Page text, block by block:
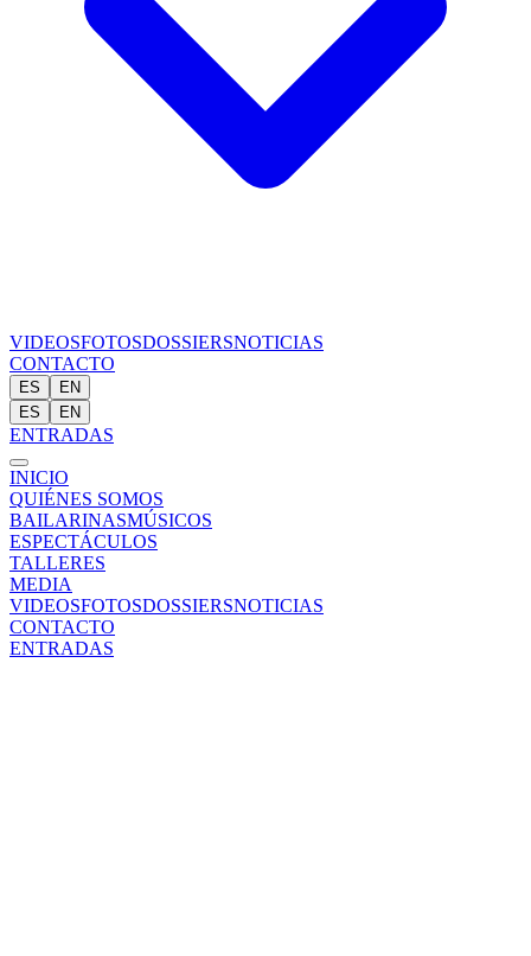
VIDEOSFOTOSDOSSIERSNOTICIAS
CONTACTO
ES
EN
ES
EN
ENTRADAS
INICIO
QUIÉNES SOMOS
BAILARINASMÚSICOS
ESPECTÁCULOS
TALLERES
MEDIA
VIDEOSFOTOSDOSSIERSNOTICIAS
CONTACTO
ENTRADAS